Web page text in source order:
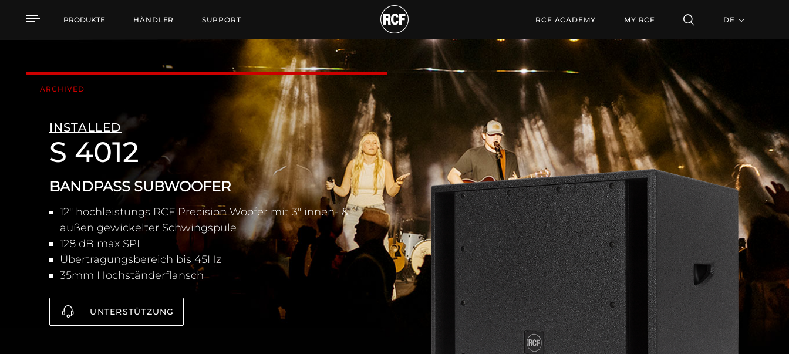
S 4012 BANDPASS SUBWOOFER
PRODUKTE HÄNDLER SUPPORT RCF ACADEMY MY RCF DE
ARCHIVED
INSTALLED
S 4012
BANDPASS SUBWOOFER
12" hochleistungs RCF Precision Woofer mit 3" innen- &
außen gewickelter Schwingspule
128 dB max SPL
Übertragungsbereich bis 45Hz
35mm Hochständerflansch
UNTERSTÜTZUNG